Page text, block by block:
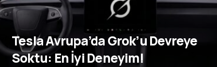
Tesla Avrupa’da Grok’u Devreye
Soktu: En İyi Deneyim!